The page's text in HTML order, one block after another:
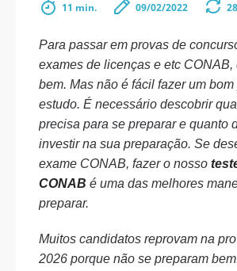
11 min. 09/02/2022
Para passar em provas de
exames de licenças e etc CONAB,
bem. Mas não é fácil fazer um
estudo. É necessário descobrir
precisa para se preparar e quanto
investir na sua preparação. Se
exame CONAB, fazer o nosso
CONAB é uma das melhores
preparar.
Muitos candidatos reprovam na
2026 porque não se preparam